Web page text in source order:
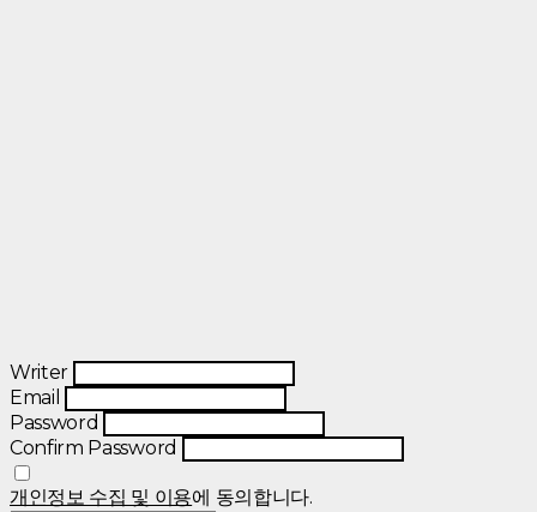
Writer
Email
Password
Confirm Password
개인정보 수집 및 이용에 동의합니다.